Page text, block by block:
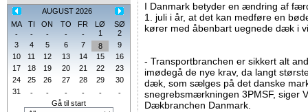
AUGUST 2026
MA
TI ON TO FR LØ
SØ
-
- - - - 1
2
3
4 5 6 7 8
9
10
11 12 13 14 15
16
17
18 19 20 21 22
23
24
25 26 27 28 29
30
31
- - - - -
-
Gå til start
I Danmark betyder en ændring af
1. juli i år, at det kan medføre en
kører med åbenbart uegnede dæk i
- Transportbranchen er sikkert alt
imødegå de nye krav, da langt
dæk, som sælges på det danske
snegrebsmærkningen 3PMSF, siger
Dækbranchen Danmark.